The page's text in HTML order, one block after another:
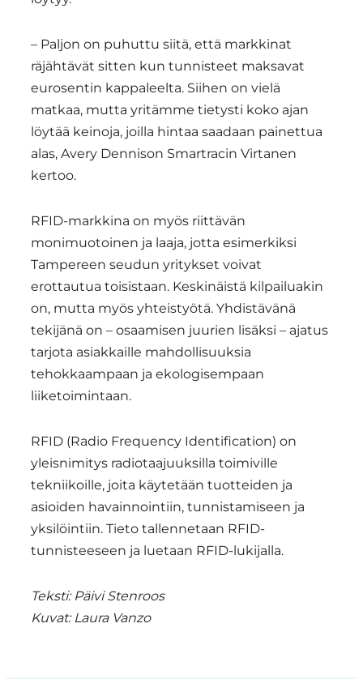
– Paljon on puhuttu siitä, että markkinat
räjähtävät sitten kun tunnisteet maksavat
eurosentin kappaleelta. Siihen on vielä
matkaa, mutta yritämme tietysti koko ajan
löytää keinoja, joilla hintaa saadaan painettua
alas, Avery Dennison Smartracin Virtanen
kertoo.
RFID-markkina on myös riittävän
monimuotoinen ja laaja, jotta esimerkiksi
Tampereen seudun yritykset voivat
erottautua toisistaan. Keskinäistä kilpailuakin
on, mutta myös yhteistyötä. Yhdistävänä
tekijänä on – osaamisen juurien lisäksi – ajatus
tarjota asiakkaille mahdollisuuksia
tehokkaampaan ja ekologisempaan
liiketoimintaan.
RFID (Radio Frequency Identification) on
yleisnimitys radiotaajuuksilla toimiville
tekniikoille, joita käytetään tuotteiden ja
asioiden havainnointiin, tunnistamiseen ja
yksilöintiin. Tieto tallennetaan RFID-
tunnisteeseen ja luetaan RFID-lukijalla.
Teksti: Päivi Stenroos
Kuvat: Laura Vanzo